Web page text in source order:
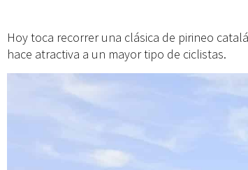
Hoy toca recorrer una clásica de pirineo
hace atractiva a un mayor tipo de ciclistas.